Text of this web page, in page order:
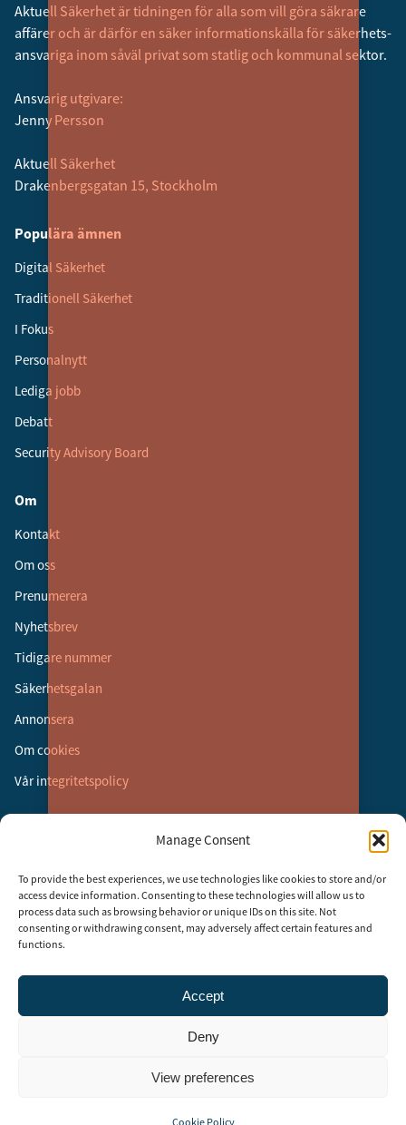
Manage Consent
To provide the best experiences, we use technologies like cookies to store and/or
access device information. Consenting to these technologies will allow us to
process data such as browsing behavior or unique IDs on this site. Not
consenting or withdrawing consent, may adversely affect certain features and
functions.
Accept
Deny
View preferences
Cookie Policy
Aktuell Säkerhet är tidningen för alla som vill göra säkrare
affärer och är därför en säker informationskälla för säkerhets­
ansvariga inom såväl privat som statlig och kommunal sektor.
Ansvarig utgivare:
Jenny Persson
Aktuell Säkerhet
Drakenbergsgatan 15, Stockholm
Populära ämnen
Digital Säkerhet
Traditionell Säkerhet
I Fokus
Personalnytt
Lediga jobb
Debatt
Security Advisory Board
Om
Kontakt
Om oss
Prenumerera
Nyhetsbrev
Tidigare nummer
Säkerhetsgalan
Annonsera
Om cookies
Vår integritetspolicy
Instagram
LinkedIn
Säkerhet år 2003 för att stimulera, utveckla och informera om
branschens ledande företag och organisationer. Rådet träffas tre till
fyra gånger per år och diskuterar aktuella säkerhetsfrågor.